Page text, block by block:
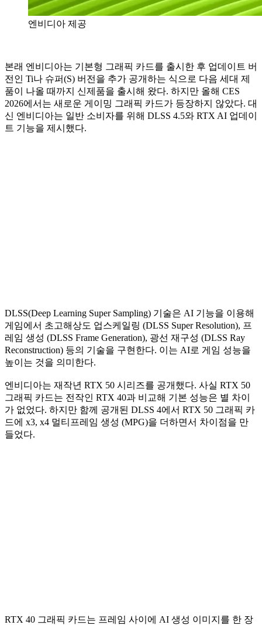
엔비디아 제공
본래 엔비디아는 기본형 그래픽 카드를 출시한 후 업데이트 버
전인 Ti나 슈퍼(S) 버전을 추가 공개하는 식으로 다음 세대 제
품이 나올 때까지 신제품을 출시해 왔다. 하지만 올해 CES
2026에서는 새로운 게이밍 그래픽 카드가 등장하지 않았다. 대
신 엔비디아는 일반 소비자를 위해 DLSS 4.5와 RTX AI 업데이
트 기능을 제시했다.
DLSS(Deep Learning Super Sampling) 기술은 AI 기능을 이용해
게임에서 초고해상도 업스케일링 (DLSS Super Resolution), 프
레임 생성 (DLSS Frame Generation), 광선 재구성 (DLSS Ray
Reconstruction) 등의 기술을 구현한다. 이는 AI로 게임 성능을
높이는 것을 의미한다.
엔비디아는 재작년 RTX 50 시리즈를 공개했다. 사실 RTX 50
그래픽 카드는 전작인 RTX 40과 비교해 기본 성능은 별 차이
가 없었다. 하지만 함께 공개된 DLSS 4에서 RTX 50 그래픽 카
드에 x3, x4 멀티프레임 생성 (MPG)을 더하면서 차이점을 만
들었다.
RTX 40 그래픽 카드는 프레임 사이에 AI 생성 이미지를 한 장